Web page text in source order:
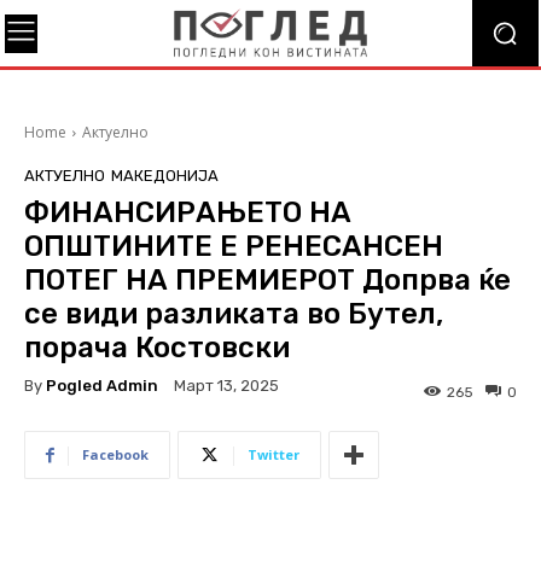
Home Актуелно
АКТУЕЛНО МАКЕДОНИЈА
ФИНАНСИРАЊЕТО НА
ОПШТИНИТЕ Е РЕНЕСАНСЕН
ПОТЕГ НА ПРЕМИЕРОТ Допрва ќе
се види разликата во Бутел,
порача Костовски
By Pogled Admin Март 13, 2025 0
265
Facebook Twitter